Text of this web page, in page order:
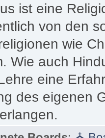
ist eine
von den
wie
Wie auch
eine
des eigenen